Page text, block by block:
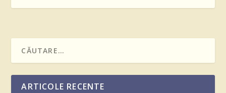
ARTICOLE RECENTE